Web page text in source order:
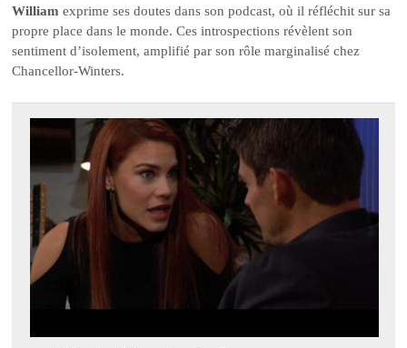
William exprime ses doutes dans son podcast, où il réfléchit sur sa
propre place dans le monde. Ces introspections révèlent son
sentiment d’isolement, amplifié par son rôle marginalisé chez
Chancellor-Winters.